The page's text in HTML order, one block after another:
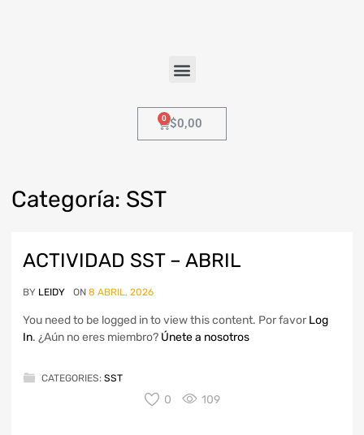
$0,00
Categoría: SST
ACTIVIDAD SST – ABRIL
BY LEIDY ON 8 ABRIL, 2026
You need to be logged in to view this content. Por favor Log
In. ¿Aún no eres miembro? Únete a nosotros
CATEGORIES: SST
0 109